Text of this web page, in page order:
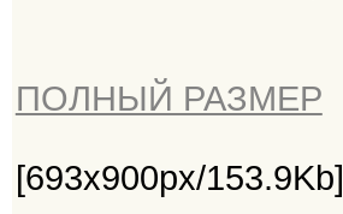
ПОЛНЫЙ РАЗМЕР
[693x900px/153.9Kb]